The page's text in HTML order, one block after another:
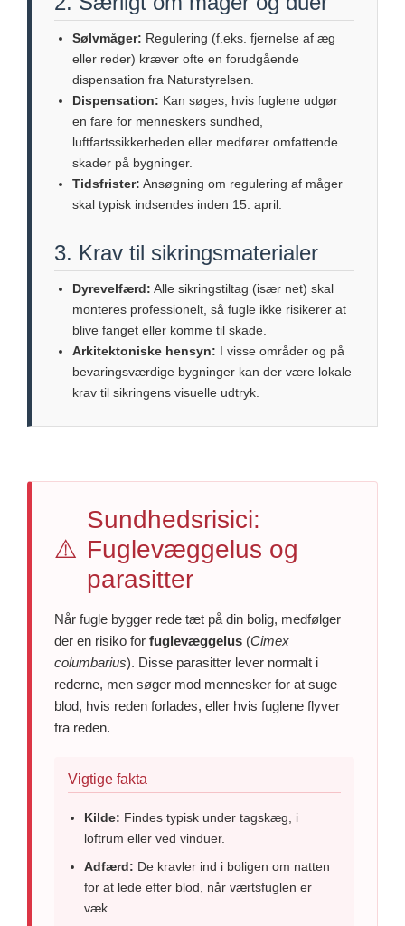
Sølvmåger: Regulering (f.eks. fjernelse af æg
eller reder) kræver ofte en forudgående
dispensation fra Naturstyrelsen.
Dispensation: Kan søges, hvis fuglene udgør
en fare for menneskers sundhed,
luftfartssikkerheden eller medfører omfattende
skader på bygninger.
Tidsfrister: Ansøgning om regulering af måger
skal typisk indsendes inden 15. april.
3. Krav til sikringsmaterialer
Dyrevelfærd: Alle sikringstiltag (især net) skal
monteres professionelt, så fugle ikke risikerer at
blive fanget eller komme til skade.
Arkitektoniske hensyn: I visse områder og på
bevaringsværdige bygninger kan der være lokale
krav til sikringens visuelle udtryk.
⚠️
Sundhedsrisici:
Fuglevæggelus og
parasitter
Når fugle bygger rede tæt på din bolig, medfølger
der en risiko for fuglevæggelus (Cimex
columbarius). Disse parasitter lever normalt i
rederne, men søger mod mennesker for at suge
blod, hvis reden forlades, eller hvis fuglene flyver
fra reden.
Vigtige fakta
Kilde: Findes typisk under tagskæg, i
loftrum eller ved vinduer.
Adfærd: De kravler ind i boligen om natten
for at lede efter blod, når værtsfuglen er
væk.